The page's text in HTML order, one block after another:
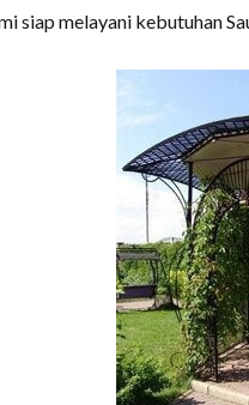
siap melayani kebutuhan